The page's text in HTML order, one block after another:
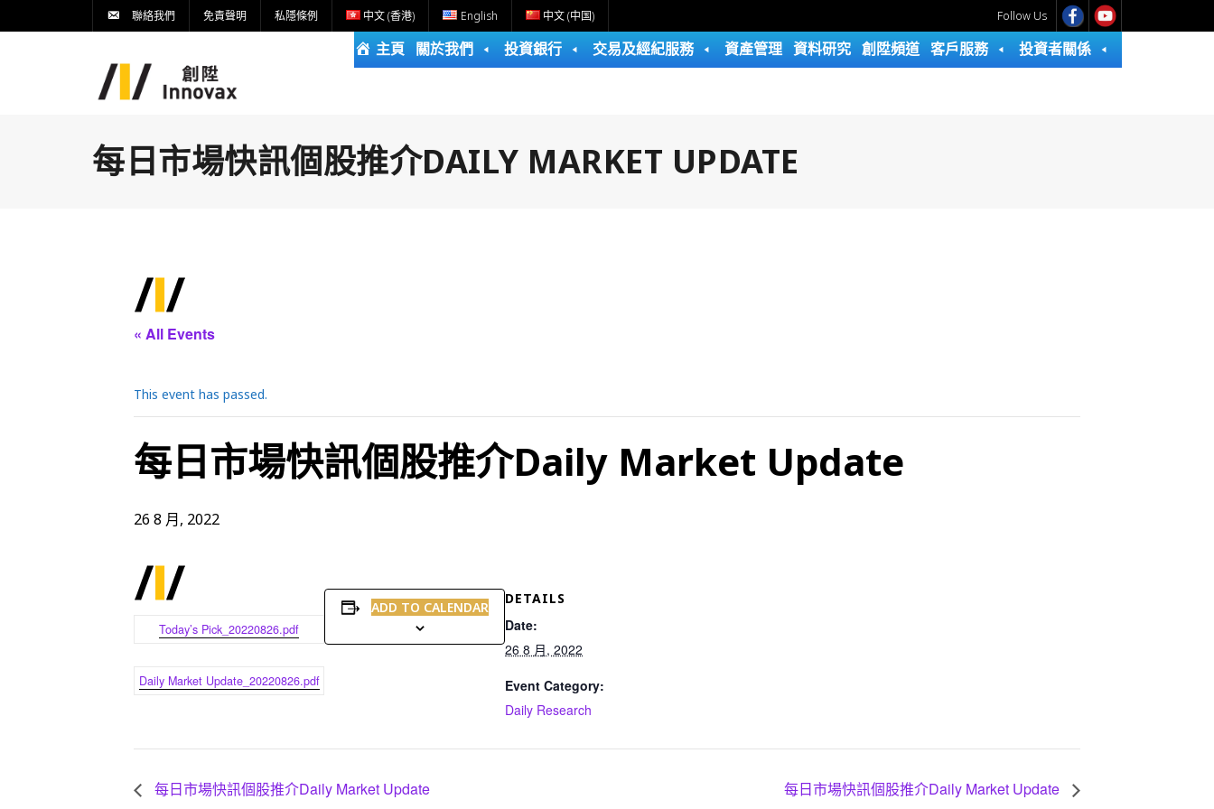
聯絡我們 免責聲明 私隱條例 中文 (香港) English 中文 (中国) Follow Us
主頁 關於我們 投資銀行 交易及經紀服務 資產管理 資料研究 創陞頻道 客戶服務 投資者關係
每日市場快訊個股推介DAILY MARKET UPDATE
« All Events
This event has passed.
每日市場快訊個股推介Daily Market Update
26 8 月, 2022
Today’s Pick_20220826.pdf
Daily Market Update_20220826.pdf
ADD TO CALENDAR
DETAILS
Date:
26 8 月, 2022
Event Category:
Daily Research
每日市場快訊個股推介Daily Market Update 每日市場快訊個股推介Daily Market Update